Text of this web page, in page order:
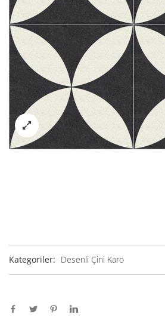
Kategoriler: Desenli Çini Karo